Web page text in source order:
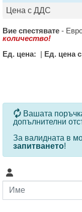
Цена с ДДС
Вие спестявате -
количество!
Ед. цена: | Ед. цена
За определени
Вашата
допълнителни
За валидната в
запитването!